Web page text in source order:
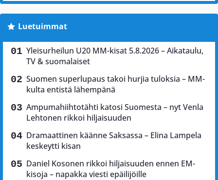
Luetuimmat
Yleisurheilun U20 MM-kisat 5.8.2026 – Aikataulu,
TV & suomalaiset
Suomen superlupaus takoi hurjia tuloksia – MM-
kulta entistä lähempänä
Ampumahiihtotähti katosi Suomesta – nyt Venla
Lehtonen rikkoi hiljaisuuden
Dramaattinen käänne Saksassa – Elina Lampela
keskeytti kisan
Daniel Kosonen rikkoi hiljaisuuden ennen EM-
kisoja – napakka viesti epäilijöille